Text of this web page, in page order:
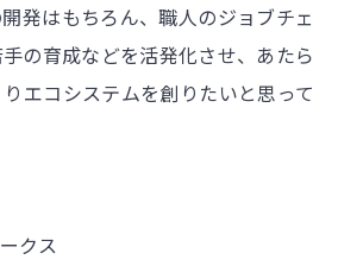
発はもちろん、職人のジョブチェ
の育成などを活発化させ、あたら
エコシステムを創りたいと思って
クス